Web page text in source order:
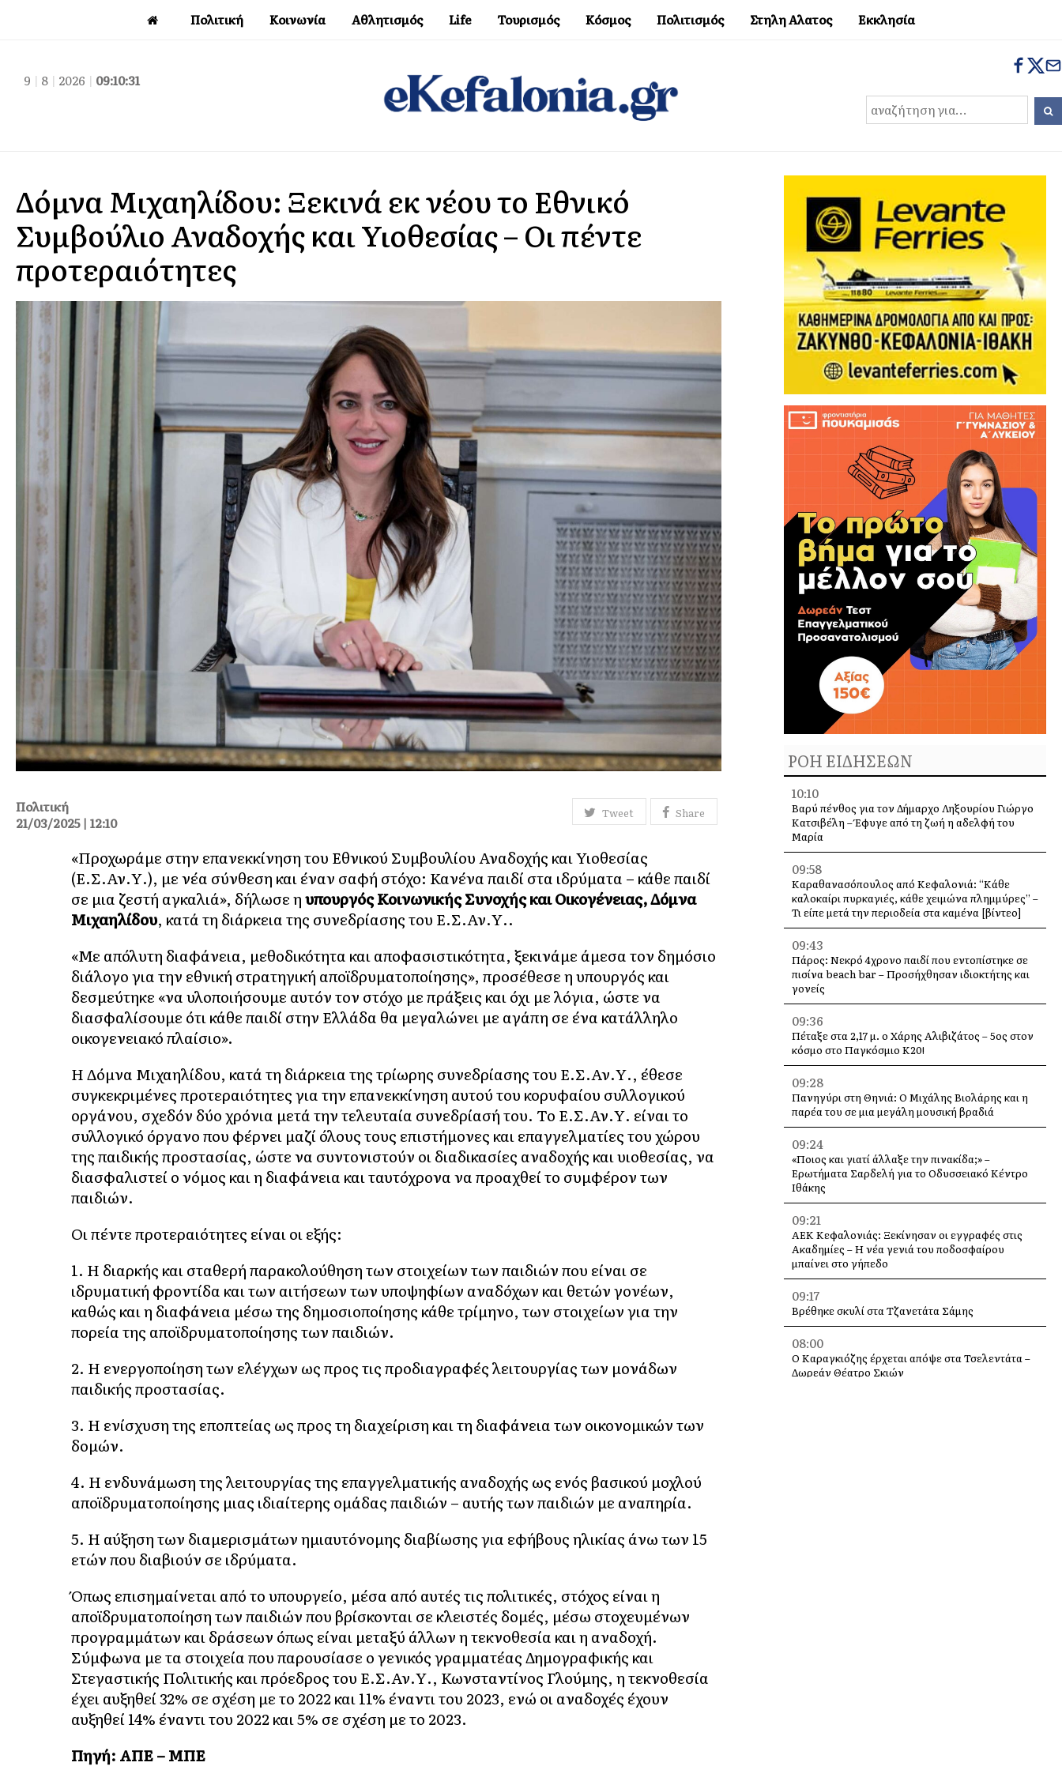
Πολιτική Κοινωνία Αθλητισμός Life Τουρισμός Κόσμος Πολιτισμός Στηλη Αλατος Εκκλησία
9 | 8 | 2026 | 09:10:32
Δόμνα Μιχαηλίδου: Ξεκινά εκ νέου το Εθνικό
Συμβούλιο Αναδοχής και Υιοθεσίας – Οι πέντε
προτεραιότητες
Tweet Share
Πολιτική
21/03/2025 | 12:10
«Προχωράμε στην επανεκκίνηση του Εθνικού Συμβουλίου Αναδοχής και Υιοθεσίας
(Ε.Σ.Αν.Υ.), με νέα σύνθεση και έναν σαφή στόχο: Κανένα παιδί στα ιδρύματα – κάθε παιδί
σε μια ζεστή αγκαλιά», δήλωσε ηυπουργός Κοινωνικής Συνοχής και Οικογένειας, Δόμνα
Μιχαηλίδου, κατά τη διάρκεια της συνεδρίασης του Ε.Σ.Αν.Υ..
«Με απόλυτη διαφάνεια, μεθοδικότητα και αποφασιστικότητα, ξεκινάμε άμεσα τον δημόσιο
διάλογο για την εθνική στρατηγική αποϊδρυματοποίησης», προσέθεσε η υπουργός και
δεσμεύτηκε «να υλοποιήσουμε αυτόν τον στόχο με πράξεις και όχι με λόγια, ώστε να
διασφαλίσουμε ότι κάθε παιδί στην Ελλάδα θα μεγαλώνει με αγάπη σε ένα κατάλληλο
οικογενειακό πλαίσιο».
Η Δόμνα Μιχαηλίδου, κατά τη διάρκεια της τρίωρης συνεδρίασης του Ε.Σ.Αν.Υ., έθεσε
συγκεκριμένες προτεραιότητες για την επανεκκίνηση αυτού του κορυφαίου συλλογικού
οργάνου, σχεδόν δύο χρόνια μετά την τελευταία συνεδρίασή του. Το Ε.Σ.Αν.Υ. είναι το
συλλογικό όργανο που φέρνει μαζί όλους τους επιστήμονες και επαγγελματίες του χώρου
της παιδικής προστασίας, ώστε να συντονιστούν οι διαδικασίες αναδοχής και υιοθεσίας, να
διασφαλιστεί ο νόμος και η διαφάνεια και ταυτόχρονα να προαχθεί το συμφέρον των
παιδιών.
Οι πέντε προτεραιότητες είναι οι εξής:
1. Η διαρκής και σταθερή παρακολούθηση των στοιχείων των παιδιών που είναι σε
ιδρυματική φροντίδα και των αιτήσεων των υποψηφίων αναδόχων και θετών γονέων,
καθώς και η διαφάνεια μέσω της δημοσιοποίησης κάθε τρίμηνο, των στοιχείων για την
πορεία της αποϊδρυματοποίησης των παιδιών.
2. Η ενεργοποίηση των ελέγχων ως προς τις προδιαγραφές λειτουργίας των μονάδων
παιδικής προστασίας.
3. Η ενίσχυση της εποπτείας ως προς τη διαχείριση και τη διαφάνεια των οικονομικών των
δομών.
4. Η ενδυνάμωση της λειτουργίας της επαγγελματικής αναδοχής ως ενός βασικού μοχλού
αποϊδρυματοποίησης μιας ιδιαίτερης ομάδας παιδιών – αυτής των παιδιών με αναπηρία.
5. Η αύξηση των διαμερισμάτων ημιαυτόνομης διαβίωσης για εφήβους ηλικίας άνω των 15
ετών που διαβιούν σε ιδρύματα.
Όπως επισημαίνεται από το υπουργείο, μέσα από αυτές τις πολιτικές, στόχος είναι η
αποϊδρυματοποίηση των παιδιών που βρίσκονται σε κλειστές δομές, μέσω στοχευμένων
προγραμμάτων και δράσεων όπως είναι μεταξύ άλλων η τεκνοθεσία και η αναδοχή.
Σύμφωνα με τα στοιχεία που παρουσίασε ο γενικός γραμματέας Δημογραφικής και
Στεγαστικής Πολιτικής και πρόεδρος του Ε.Σ.Αν.Υ., Κωνσταντίνος Γλούμης, η τεκνοθεσία
έχει αυξηθεί 32% σε σχέση με το 2022 και 11% έναντι του 2023, ενώ οι αναδοχές έχουν
αυξηθεί 14% έναντι του 2022 και 5% σε σχέση με το 2023.
Πηγή: ΑΠΕ – ΜΠΕ
ΡΟΗ ΕΙΔΗΣΕΩΝ
10:10
Βαρύ πένθος για τον Δήμαρχο Ληξουρίου Γιώργο
Κατσιβέλη – Έφυγε από τη ζωή η αδελφή του
Μαρία
09:58
Καραθανασόπουλος από Κεφαλονιά: “Κάθε
καλοκαίρι πυρκαγιές, κάθε χειμώνα πλημμύρες” –
Τι είπε μετά την περιοδεία στα καμένα [βίντεο]
09:43
Πάρος: Νεκρό 4χρονο παιδί που εντοπίστηκε σε
πισίνα beach bar – Προσήχθησαν ιδιοκτήτης και
γονείς
09:36
Πέταξε στα 2,17 μ. ο Χάρης Αλιβιζάτος – 5ος στον
κόσμο στο Παγκόσμιο Κ20!
09:28
Πανηγύρι στη Θηνιά: Ο Μιχάλης Βιολάρης και η
παρέα του σε μια μεγάλη μουσική βραδιά
09:24
«Ποιος και γιατί άλλαξε την πινακίδα;» –
Ερωτήματα Σαρδελή για το Οδυσσειακό Κέντρο
Ιθάκης
09:21
ΑΕΚ Κεφαλονιάς: Ξεκίνησαν οι εγγραφές στις
Ακαδημίες – Η νέα γενιά του ποδοσφαίρου
μπαίνει στο γήπεδο
09:17
Βρέθηκε σκυλί στα Τζανετάτα Σάμης
08:00
Ο Καραγκιόζης έρχεται απόψε στα Τσελεντάτα –
Δωρεάν Θέατρο Σκιών